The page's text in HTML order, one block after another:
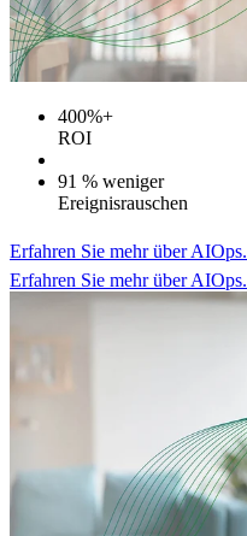
400%+
ROI
91 % weniger
Ereignisrauschen
Erfahren Sie mehr über AIOps.
Erfahren Sie mehr über AIOps.